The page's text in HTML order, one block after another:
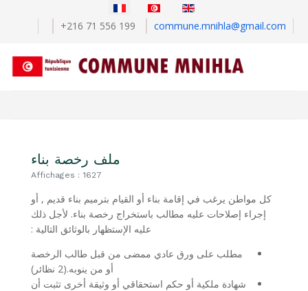
Sélectionnez votre langue
+216 71 556 199
commune.mnihla@gmail.com
ملف رخصة بناء
Affichages : 1627
كل مواطن يرغب في إقامة بناء أو القيام بترميم بناء قديم , أو
إجراء إصلاحات عليه مطالب باستخراج رخصة بناء. لأجل ذلك
عليه الإستظهار بالوثائق التالية :
مطلب على ورق عادي ممضى من قبل طالب الرخصة
أو من ينوبه.(2 نظائر)
شهادة ملكية أو حكم استحقاقي أو وثيقة أخرى تثبت أن